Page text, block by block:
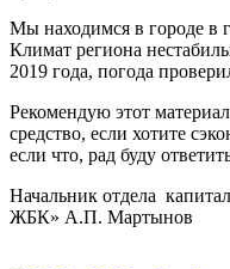
Мы находимся в городе в
Климат региона
2019 года, погода
Рекомендую этот
средство, если хотите
если что, рад буду
Начальник отдела
ЖБК» А.П. Мартынов